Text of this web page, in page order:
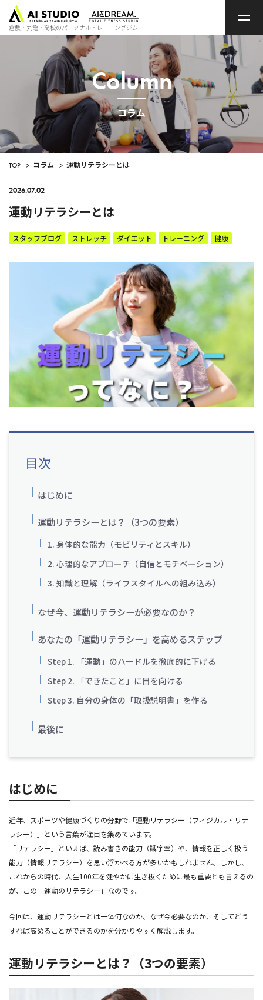
ッ
ペ
ー
ジ
倉敷・丸亀・高松のパーソナルトレーニングジム
Column
コラム
TOP > コラム > 運動リテラシーとは
2026.07.02
運動リテラシーとは
スタッフブログ ストレッチ ダイエット トレーニング 健康
目次
はじめに
運動リテラシーとは？（3つの要素）
1. 身体的な能力（モビリティとスキル）
2. 心理的なアプローチ（自信とモチベーション）
3. 知識と理解（ライフスタイルへの組み込み）
なぜ今、運動リテラシーが必要なのか？
あなたの「運動リテラシー」を高めるステップ
Step 1. 「運動」のハードルを徹底的に下げる
Step 2. 「できたこと」に目を向ける
Step 3. 自分の身体の「取扱説明書」を作る
最後に
はじめに
近年、スポーツや健康づくりの分野で「運動リテラシー（フィジカル・リテ
ラシー）」という言葉が注目を集めています。
「リテラシー」といえば、読み書きの能力（識字率）や、情報を正しく扱う
能力（情報リテラシー）を思い浮かべる方が多いかもしれません。しかし、
これからの時代、人生100年を健やかに生き抜くために最も重要とも言えるの
が、この「運動のリテラシー」なのです。
今回は、運動リテラシーとは一体何なのか、なぜ今必要なのか、そしてどう
すれば高めることができるのかを分かりやすく解説します。
運動リテラシーとは？（3つの要素）